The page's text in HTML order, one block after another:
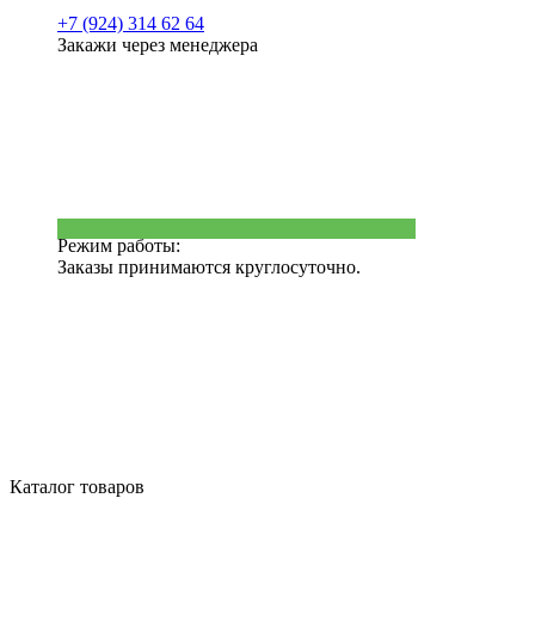
+7 (924) 314 62 64
Закажи через менеджера
Режим работы:
Заказы принимаются круглосуточно.
Каталог товаров